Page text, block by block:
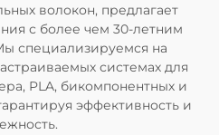
волокон, предлагает
с более чем 30-летним
специализируемся на
системах для
PLA, бикомпонентных и
эффективность и